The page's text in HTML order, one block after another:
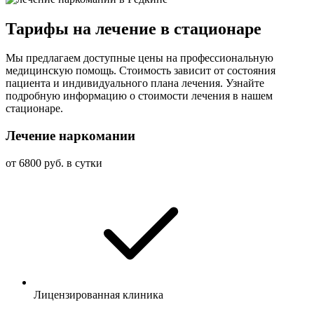
Тарифы на лечение в стационаре
Мы предлагаем доступные цены на профессиональную
медицинскую помощь. Стоимость зависит от состояния
пациента и индивидуального плана лечения. Узнайте
подробную информацию о стоимости лечения в нашем
стационаре.
Лечение наркомании
от 6800 руб. в сутки
Лицензированная клиника